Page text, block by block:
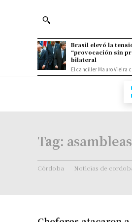
Brasil elevó la
“provocación sin
bilateral
El canciller Mauro Vieira
Tag: asambleas
Córdoba Noticias de